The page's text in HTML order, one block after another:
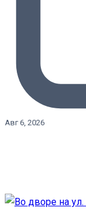
Авг 6, 2026